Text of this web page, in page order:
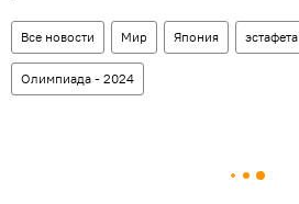
Все новости Мир Япония эстафета
Олимпиада - 2024